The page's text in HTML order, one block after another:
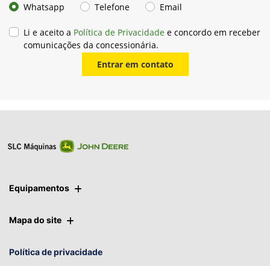
Whatsapp
Telefone Email
Li e aceito a Política de Privacidade e concordo em receber
comunicações da concessionária.
Entrar em contato
Equipamentos
Mapa do site
Política de privacidade